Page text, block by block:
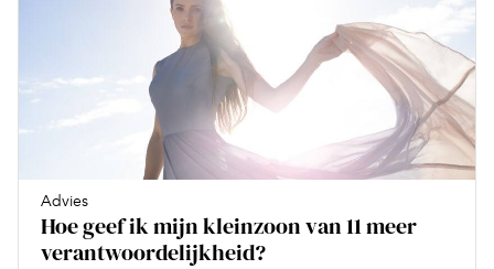
Advies
Hoe geef ik mijn kleinzoon van 11 meer
verantwoordelijkheid?